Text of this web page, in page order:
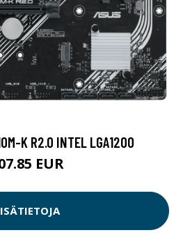
K R2.0 INTEL LGA1200
EUR